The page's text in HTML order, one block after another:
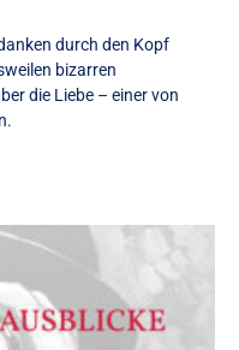
durch den Kopf
bizarren
die Liebe – einer von